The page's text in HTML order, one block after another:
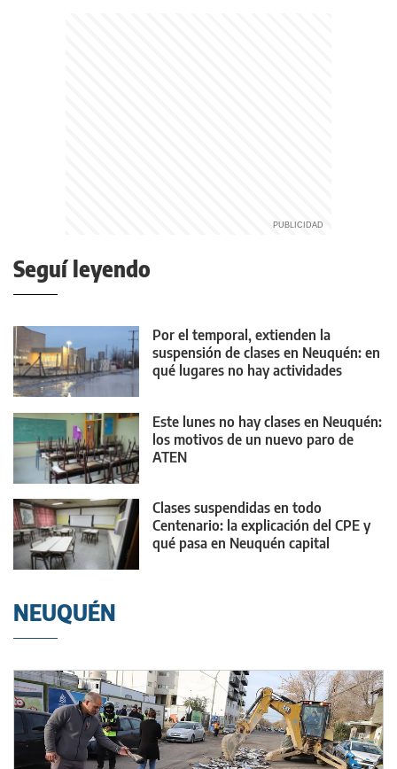
Seguí leyendo
Por el temporal, extienden la
suspensión de clases en Neuquén: en
qué lugares no hay actividades
Este lunes no hay clases en Neuquén:
los motivos de un nuevo paro de
ATEN
Clases suspendidas en todo
Centenario: la explicación del CPE y
qué pasa en Neuquén capital
NEUQUÉN